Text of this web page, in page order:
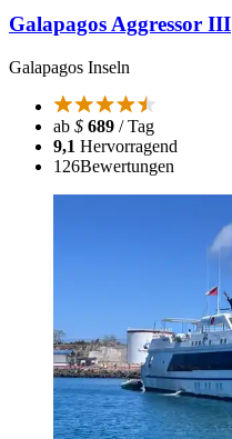
Galapagos Aggressor III
Galapagos Inseln
ab $ 689 / Tag
9,1 Hervorragend
126Bewertungen